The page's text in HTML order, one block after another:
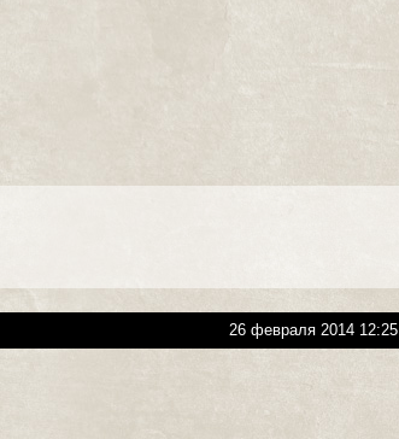
26 февраля 2014 12:25